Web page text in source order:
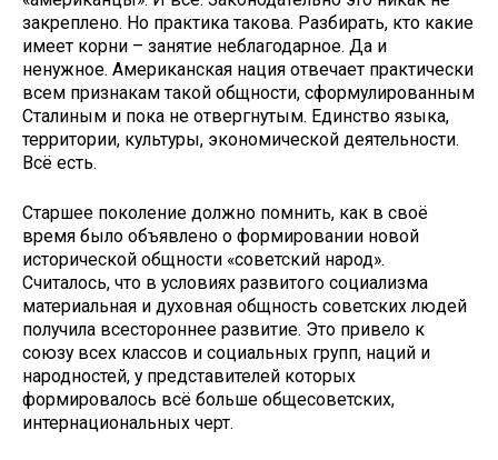
закреплено. Но практика такова. Разбирать, кто какие
имеет корни – занятие неблагодарное. Да и
ненужное. Американская нация отвечает практически
всем признакам такой общности, сформулированным
Сталиным и пока не отвергнутым. Единство языка,
территории, культуры, экономической деятельности.
Всё есть.
Старшее поколение должно помнить, как в своё
время было объявлено о формировании новой
исторической общности «советский народ».
Считалось, что в условиях развитого социализма
материальная и духовная общность советских людей
получила всестороннее развитие. Это привело к
союзу всех классов и социальных групп, наций и
народностей, у представителей которых
формировалось всё больше общесоветских,
интернациональных черт.